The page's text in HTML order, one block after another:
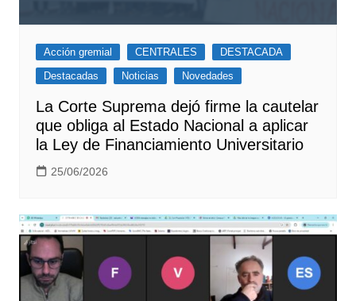
Acción gremial CENTRALES
DESTACADA
Destacadas
Noticias Novedades
La Corte Suprema dejó firme la cautelar
que obliga al Estado Nacional a aplicar
la Ley de Financiamiento Universitario
25/06/2026